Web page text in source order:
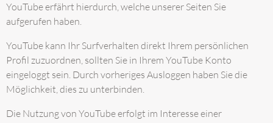
YouTube erfährt hierdurch, welche unserer Seiten Sie
aufgerufen haben.
YouTube kann Ihr Surfverhalten direkt Ihrem persönlichen
Profil zuzuordnen, sollten Sie in Ihrem YouTube Konto
eingeloggt sein. Durch vorheriges Ausloggen haben Sie die
Möglichkeit, dies zu unterbinden.
Die Nutzung von YouTube erfolgt im Interesse einer